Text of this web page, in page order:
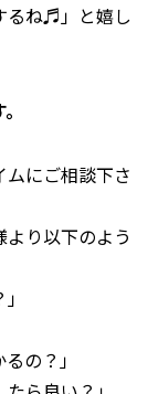
るね♬」と嬉し
にご相談下さ
り以下のよう
の？」